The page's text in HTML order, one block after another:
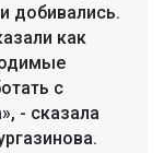
добивались.
как
с
- сказала